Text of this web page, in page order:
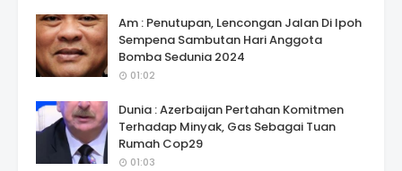
Am : Penutupan, Lencongan Jalan Di Ipoh
Sempena Sambutan Hari Anggota
Bomba Sedunia 2024
01:02
Dunia : Azerbaijan Pertahan Komitmen
Terhadap Minyak, Gas Sebagai Tuan
Rumah Cop29
01:03